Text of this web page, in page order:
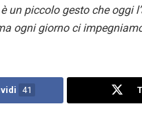
un piccolo gesto che oggi
ogni giorno ci
41